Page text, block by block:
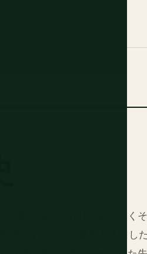
ら島に住んでおり、おそらく
洋とインド洋の世界を人口し